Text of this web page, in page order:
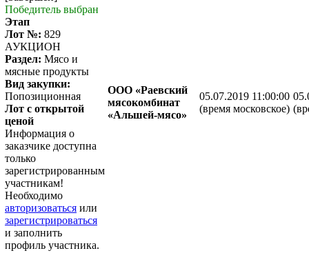
Победитель выбран
Этап
Лот №: 829
АУКЦИОН
Раздел: Мясо и
мясные продукты
Вид закупки:
Попозиционная
Лот с открытой
ценой
Информация о
заказчике доступна
только
зарегистрированным
участникам!
Необходимо
авторизоваться или
зарегистрироваться
и заполнить
профиль участника.
ООО «Раевский
мясокомбинат
«Альшей-мясо»
05.07.2019 11:00:00
(время московское)